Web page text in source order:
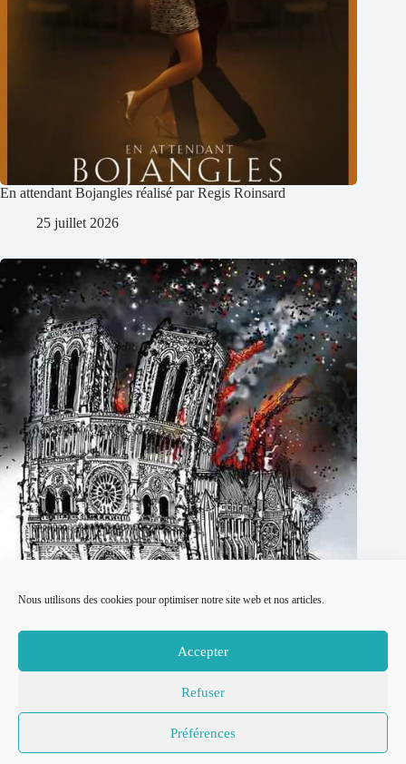
Nous utilisons des cookies pour optimiser notre site web et nos articles.
Accepter
Refuser
Préférences
En attendant Bojangles réalisé par Regis Roinsard
25 juillet 2026
© 2007-2026
Réalisation